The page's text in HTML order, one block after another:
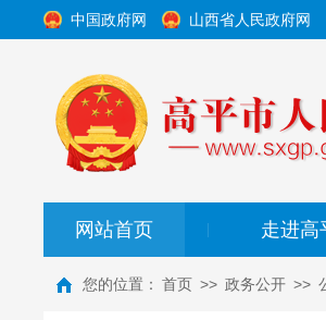
中国政府网 山西省人民政府网
网站首页 走进高
您的位置： 首页 >> 政务公开 >>